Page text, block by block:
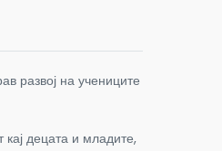
развој на учениците
кај децата и младите,